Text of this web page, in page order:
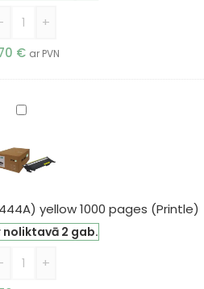
+
€ ar PVN
Samsung
Y404S
(SU444A)
1000
pages
(Printle)
yellow 1000 pages (Printle)
noliktavā 2 gab.
+